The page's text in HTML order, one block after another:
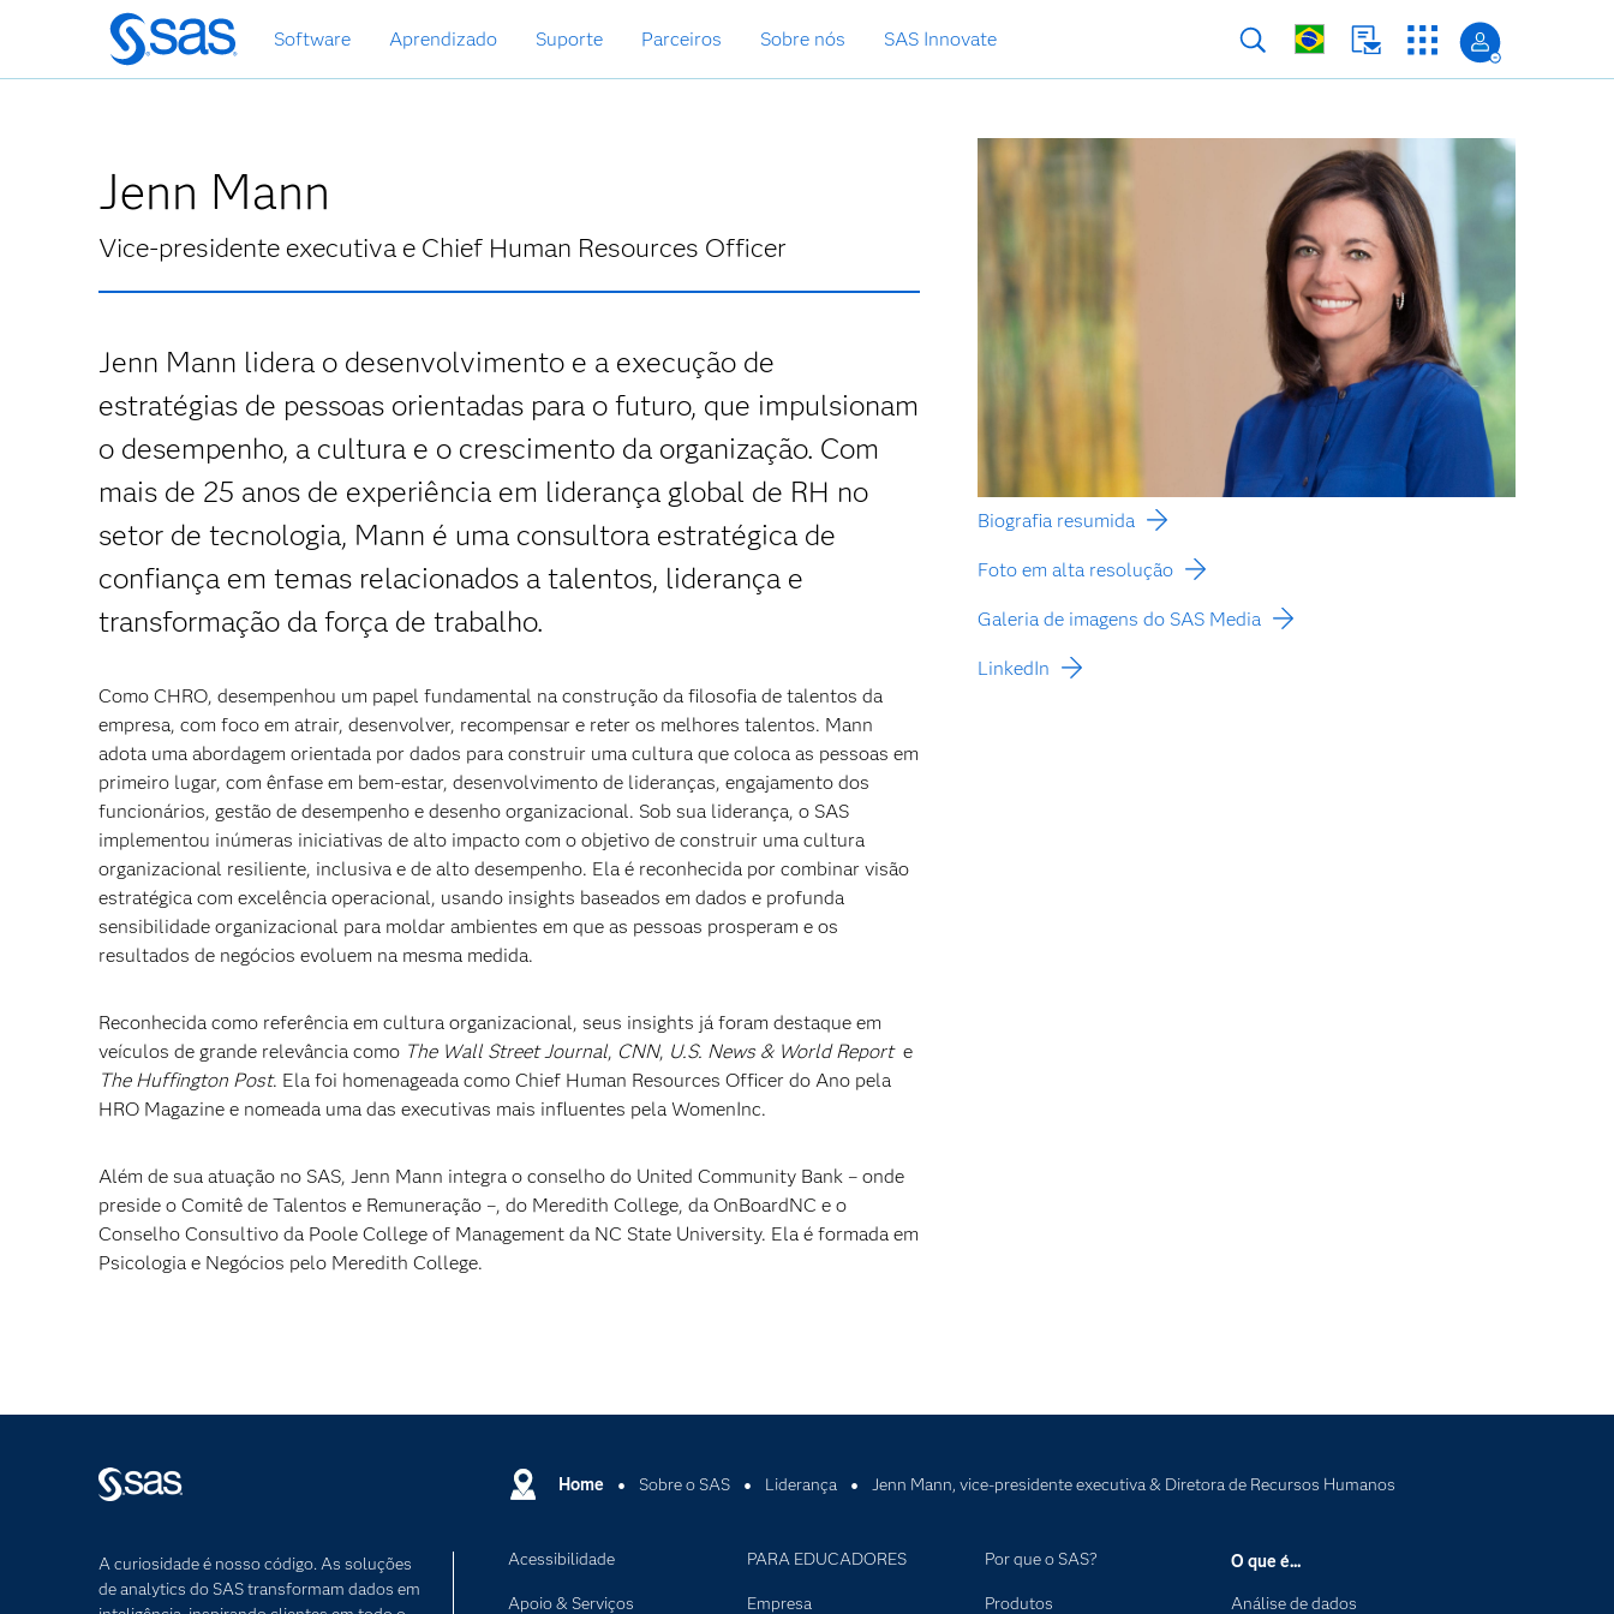
Pular
para
Software Aprendizado Suporte Parceiros Sobre nós SAS Innovate
Jenn Mann
Vice-presidente executiva e Chief Human Resources Officer
Jenn Mann lidera o desenvolvimento e a execução de
estratégias de pessoas orientadas para o futuro, que impulsionam
o desempenho, a cultura e o crescimento da organização. Com
mais de 25 anos de experiência em liderança global de RH no
setor de tecnologia, Mann é uma consultora estratégica de
confiança em temas relacionados a talentos, liderança e
transformação da força de trabalho.
Como CHRO, desempenhou um papel fundamental na construção da filosofia de talentos da
empresa, com foco em atrair, desenvolver, recompensar e reter os melhores talentos. Mann
adota uma abordagem orientada por dados para construir uma cultura que coloca as pessoas em
primeiro lugar, com ênfase em bem-estar, desenvolvimento de lideranças, engajamento dos
funcionários, gestão de desempenho e desenho organizacional. Sob sua liderança, o SAS
implementou inúmeras iniciativas de alto impacto com o objetivo de construir uma cultura
organizacional resiliente, inclusiva e de alto desempenho. Ela é reconhecida por combinar visão
estratégica com excelência operacional, usando insights baseados em dados e profunda
sensibilidade organizacional para moldar ambientes em que as pessoas prosperam e os
resultados de negócios evoluem na mesma medida.
Reconhecida como referência em cultura organizacional, seus insights já foram destaque em
veículos de grande relevância como The Wall Street Journal, CNN, U.S. News & World Reporte
The Huffington Post. Ela foi homenageada como Chief Human Resources Officer do Ano pela
HRO Magazine e nomeada uma das executivas mais influentes pela WomenInc.
Além de sua atuação no SAS, Jenn Mann integra o conselho do United Community Bank – onde
preside o Comitê de Talentos e Remuneração –, do Meredith College, da OnBoardNC e o
Conselho Consultivo da Poole College of Management da NC State University. Ela é formada em
Psicologia e Negócios pelo Meredith College.
Biografia resumida
Foto em alta resolução
Galeria de imagens do SAS Media
LinkedIn
Home Sobre o SAS Liderança Jenn Mann, vice-presidente executiva & Diretora de Recursos Humanos
A curiosidade é nosso código. As soluções
de analytics do SAS transformam dados em
Acessibilidade
Apoio & Serviços
PARA EDUCADORES
Empresa
Por que o SAS?
Produtos
O que é...
Análise de dados